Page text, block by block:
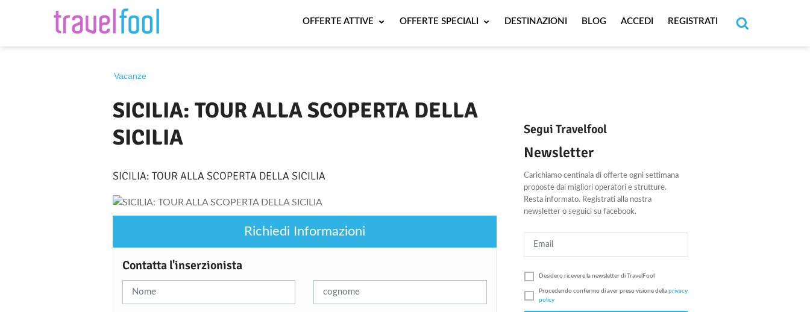
OFFERTE ATTIVE OFFERTE SPECIALI DESTINAZIONI BLOG ACCEDI REGISTRATI
Vacanze
SICILIA: TOUR ALLA SCOPERTA DELLA
SICILIA
SICILIA: TOUR ALLA SCOPERTA DELLA SICILIA
Richiedi Informazioni
Contatta l'inserzionista
Segui Travelfool
Newsletter
Carichiamo centinaia di offerte ogni settimana
proposte dai migliori operatori e strutture.
Resta informato. Registrati alla nostra
newsletter o seguici su facebook.
Desidero ricevere la newsletter di TravelFool
Procedendo confermo di aver preso visione della privacy
policy